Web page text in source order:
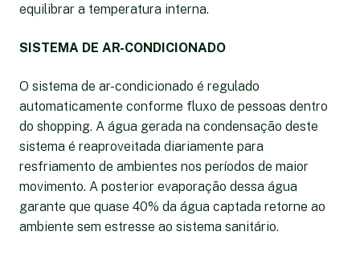
equilibrar a temperatura interna.
SISTEMA DE AR-CONDICIONADO
O sistema de ar-condicionado é regulado
automaticamente conforme fluxo de pessoas dentro
do shopping. A água gerada na condensação deste
sistema é reaproveitada diariamente para
resfriamento de ambientes nos períodos de maior
movimento. A posterior evaporação dessa água
garante que quase 40% da água captada retorne ao
ambiente sem estresse ao sistema sanitário.